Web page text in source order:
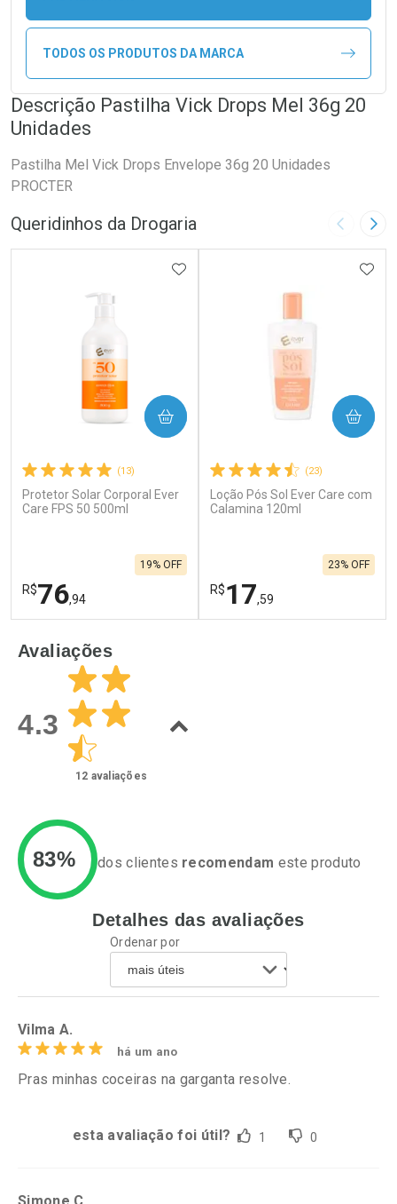
TODOS OS PRODUTOS DA MARCA
Descrição Pastilha Vick Drops Mel 36g 20
Unidades
Pastilha Mel Vick Drops Envelope 36g 20 Unidades
PROCTER
Queridinhos da Drogaria Imagem
(13)
Protetor Solar Corporal Ever
Care FPS 50 500ml
R$76,94
19% OFF
ADICIONAR AOS FAVORITOS
COMPRAR
Laboratório
Ativar Desconto
Comprar sem Desconto
Por R$ 76,94/cada
Por Menos
Comprar sem Desconto
(23)
Loção Pós Sol Ever Care com
Calamina 120ml
R$17,59
23% OFF
COMPRAR
Ativar Desconto
Comprar sem Desconto
Por R$ 17,59/cada
Avaliações
4.3
12 avaliações
83% dos clientes recomendam este produto
Detalhes das avaliações
Ordenar por
Vilma A.
há um ano
Pras minhas coceiras na garganta resolve.
esta avaliação foi útil? 1 0